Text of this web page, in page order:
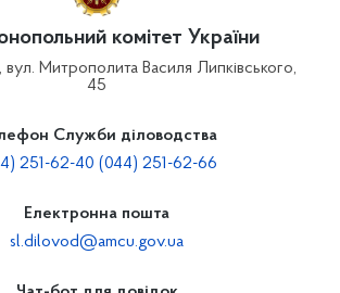
комітет України
вул. Митрополита Василя Липківського,
45
Служби діловодства
251-62-40 (044) 251-62-66
Електронна пошта
sl.dilovod@amcu.gov.ua